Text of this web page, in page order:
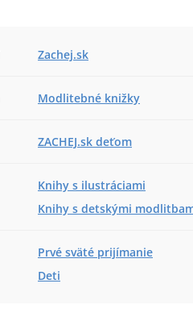
Zachej.sk
Modlitebné knižky
ZACHEJ.sk deťom
Knihy s ilustráciami
Knihy s detskými
Prvé sväté prijímanie
Deti